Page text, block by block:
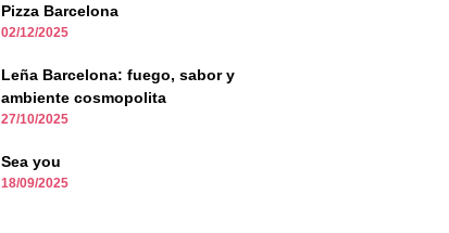
Pizza Barcelona
02/12/2025
Leña Barcelona: fuego, sabor y
ambiente cosmopolita
27/10/2025
Sea you
18/09/2025